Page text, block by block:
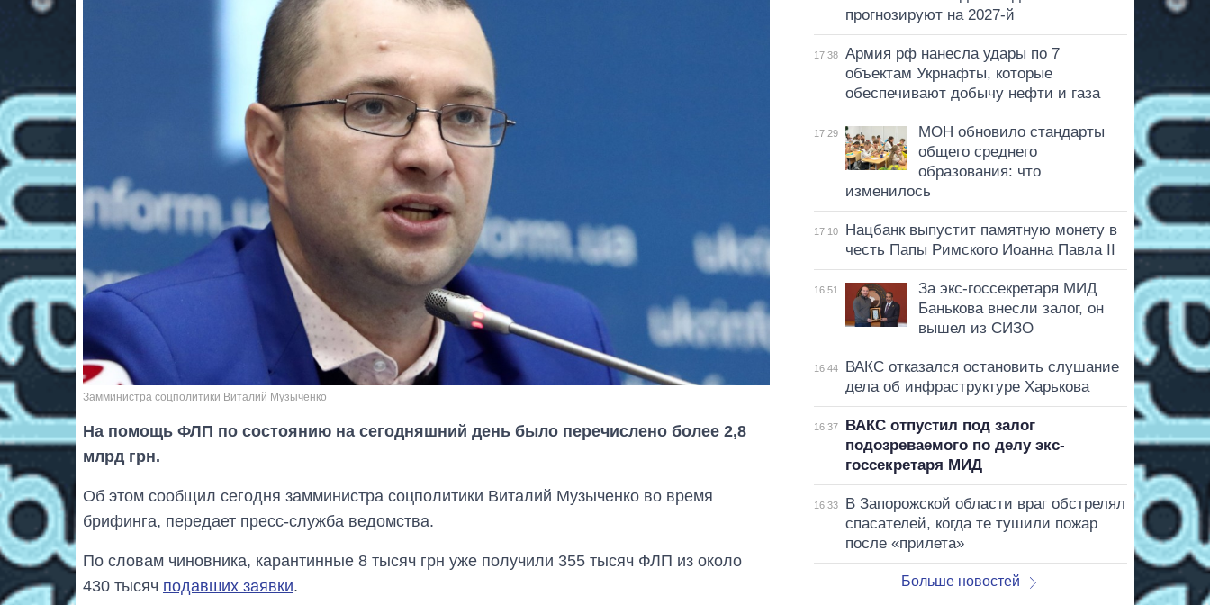
Замминистра соцполитики Виталий Музыченко
На помощь ФЛП по состоянию на сегодняшний день было перечислено более 2,8
млрд грн.
Об этом сообщил сегодня замминистра соцполитики Виталий Музыченко во время
брифинга, передает пресс-служба ведомства.
По словам чиновника, карантинные 8 тысяч грн уже получили 355 тысяч ФЛП из около
430 тысяч подавших заявки.
прогнозируют на 2027-й
17:38
Армия рф нанесла удары по 7
объектам Укрнафты, которые
обеспечивают добычу нефти и газа
17:29
МОН обновило стандарты
общего среднего
образования: что
изменилось
17:10
Нацбанк выпустит памятную монету в
честь Папы Римского Иоанна Павла II
16:51
За экс-госсекретаря МИД
Банькова внесли залог, он
вышел из СИЗО
16:44
ВАКС отказался остановить слушание
дела об инфраструктуре Харькова
16:37
ВАКС отпустил под залог
подозреваемого по делу экс-
госсекретаря МИД
16:33
В Запорожской области враг обстрелял
спасателей, когда те тушили пожар
после «прилета»
Больше новостей